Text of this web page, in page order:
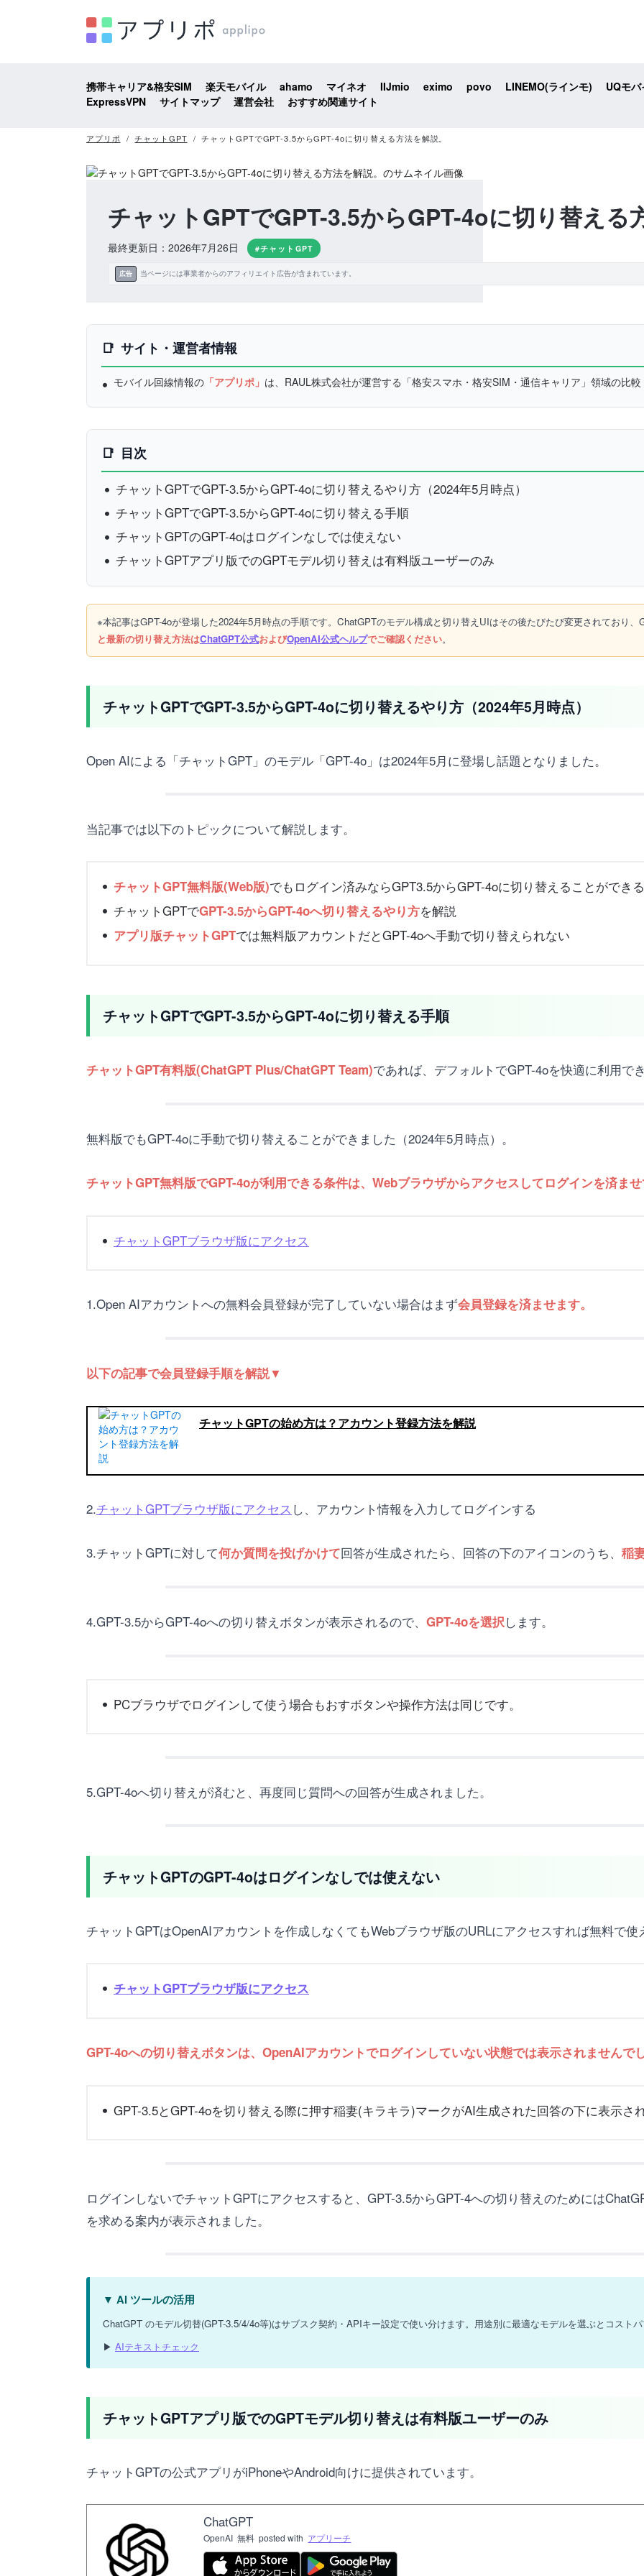
携帯キャリア&格安SIM 楽天モバイル ahamo マイネオ IIJmio eximo povo LINEMO(ラインモ)
UQモ
ExpressVPN
サイトマップ 運営会社 おすすめ関連サイト
アプリポ チャットGPT チャットGPTでGPT-3.5からGPT-4oに切り替える方法を解説。
チャットGPTでGPT-3.5からGPT-4oに切り替える
最終更新日：2026年7月26日 #チャットGPT
広告 当ページには事業者からのアフィリエイト広告が含まれています。
サイト・運営者情報
モバイル回線情報の 「アプリポ」 は、RAUL株式会社が運営する「格安スマホ・格安SIM・通信キャリア」領域の比
目次
チャットGPTでGPT-3.5からGPT-4oに切り替えるやり方（2024年5月時点）
チャットGPTでGPT-3.5からGPT-4oに切り替える手順
チャットGPTのGPT-4oはログインなしでは使えない
チャットGPTアプリ版でのGPTモデル切り替えは有料版ユーザーのみ
※本記事はGPT-4oが登場した2024年5月時点の手順です。ChatGPTのモデル構成と切り替えUIはその後たびたび変更されており
と最新の切り替え方法はChatGPT公式およびOpenAI公式ヘルプでご確認ください。
チャットGPTでGPT-3.5からGPT-4oに切り替えるやり方（2024年5月時点）
Open AIによる「チャットGPT」のモデル「GPT-4o」は2024年5月に登場し話題となりました。
当記事では以下のトピックについて解説します。
チャットGPT無料版(Web版)でもログイン済みならGPT3.5からGPT-4oに切り替えることができる
チャットGPTでGPT-3.5からGPT-4oへ切り替えるやり方を解説
アプリ版チャットGPTでは無料版アカウントだとGPT-4oへ手動で切り替えられない
チャットGPTでGPT-3.5からGPT-4oに切り替える手順
チャットGPT有料版(ChatGPT Plus/ChatGPT Team)であれば、デフォルトでGPT-4oを快適に利用で
無料版でもGPT-4oに手動で切り替えることができました（2024年5月時点）。
チャットGPT無料版でGPT-4oが利用できる条件は、Webブラウザからアクセスしてログインを済ま
チャットGPTブラウザ版にアクセス
1.Open AIアカウントへの無料会員登録が完了していない場合はまず会員登録を済ませます。
以下の記事で会員登録手順を解説▼
チャットGPTの始め方は？アカウント登録方法を解説
2.チャットGPTブラウザ版にアクセス し、アカウント情報を入力してログインする
3.チャットGPTに対して何か質問を投げかけて回答が生成されたら、回答の下のアイコンのうち、 稲
4.GPT-3.5からGPT-4oへの切り替えボタンが表示されるので、 GPT-4oを選択します。
PCブラウザでログインして使う場合もおすボタンや操作方法は同じです。
5.GPT-4oへ切り替えが済むと、再度同じ質問への回答が生成されました。
チャットGPTのGPT-4oはログインなしでは使えない
チャットGPTはOpenAIアカウントを作成しなくてもWebブラウザ版のURLにアクセスすれば無料で使
チャットGPTブラウザ版にアクセス
GPT-4oへの切り替えボタンは、OpenAIアカウントでログインしていない状態では表示されませんで
GPT-3.5とGPT-4oを切り替える際に押す稲妻(キラキラ)マークがAI生成された回答の下に表示さ
ログインしないでチャットGPTにアクセスすると、GPT-3.5からGPT-4への切り替えのためには
を求める案内が表示されました。
▼ AI ツールの活用
ChatGPT のモデル切替(GPT-3.5/4/4o等)はサブスク契約・APIキー設定で使い分けます。用途別に最適なモデルを選ぶとコスト
▶ AIテキストチェック
チャットGPTアプリ版でのGPTモデル切り替えは有料版ユーザーのみ
チャットGPTの公式アプリがiPhoneやAndroid向けに提供されています。
ChatGPT
OpenAI 無料 posted with アプリーチ